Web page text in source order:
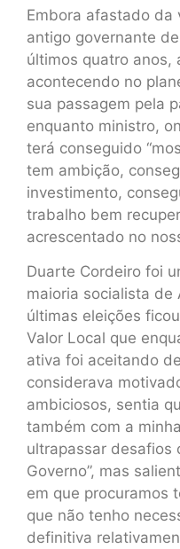
Embora afastado da
antigo governante
últimos quatro anos,
acontecendo no
sua passagem pela
enquanto ministro,
terá conseguido
tem ambição,
investimento,
trabalho bem
acrescentado no
Duarte Cordeiro foi
maioria socialista de
últimas eleições
Valor Local que
ativa foi aceitando
considerava
ambiciosos, sentia
também com a
ultrapassar desafios
Governo”, mas
em que procuramos
que não tenho
definitiva